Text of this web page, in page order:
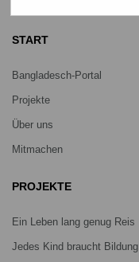
START
Bangladesch-Portal
Projekte
Über uns
Mitmachen
PROJEKTE
Ein Leben lang genug Reis
Jedes Kind braucht Bildung